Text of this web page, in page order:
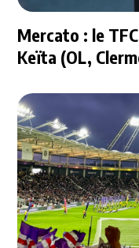
Mercato : le
Keïta (OL,